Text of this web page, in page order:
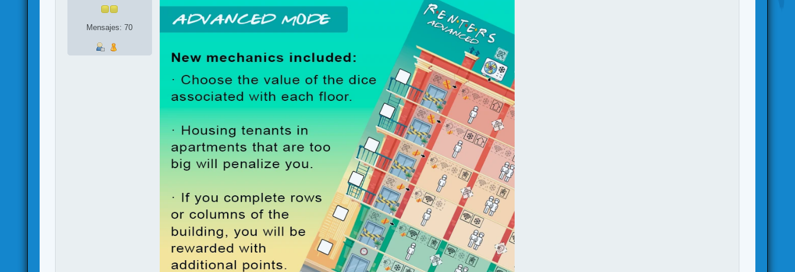
Mensajes: 70